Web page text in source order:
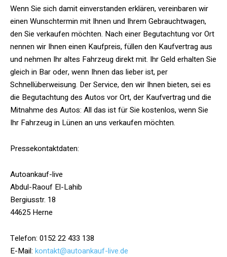
Wenn Sie sich damit einverstanden erklären, vereinbaren wir
einen Wunschtermin mit Ihnen und Ihrem Gebrauchtwagen,
den Sie verkaufen möchten. Nach einer Begutachtung vor Ort
nennen wir Ihnen einen Kaufpreis, füllen den Kaufvertrag aus
und nehmen Ihr altes Fahrzeug direkt mit. Ihr Geld erhalten Sie
gleich in Bar oder, wenn Ihnen das lieber ist, per
Schnellüberweisung. Der Service, den wir Ihnen bieten, sei es
die Begutachtung des Autos vor Ort, der Kaufvertrag und die
Mitnahme des Autos: All das ist für Sie kostenlos, wenn Sie
Ihr Fahrzeug in Lünen an uns verkaufen möchten.
Pressekontaktdaten:
Autoankauf-live
Abdul-Raouf El-Lahib
Bergiusstr. 18
44625 Herne
Telefon: 0152 22 433 138
E-Mail: kontakt@autoankauf-live.de